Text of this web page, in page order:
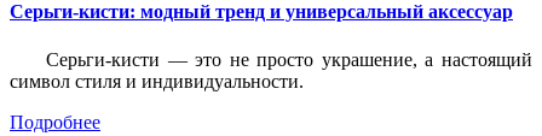
Серьги-кисти: модный тренд и универсальный аксессуар
Серьги-кисти — это не просто украшение, а настоящий
символ стиля и индивидуальности.
Подробнее